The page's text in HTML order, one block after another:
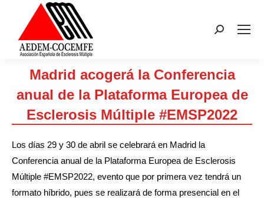
Buscar:
Madrid acogerá la Conferencia
anual de la Plataforma Europea de
Esclerosis Múltiple #EMSP2022
Los días 29 y 30 de abril se celebrará en Madrid la
Conferencia anual de la Plataforma Europea de Esclerosis
Múltiple #EMSP2022, evento que por primera vez tendrá un
formato híbrido, pues se realizará de forma presencial en el